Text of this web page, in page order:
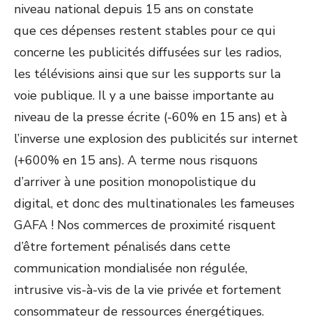
niveau national depuis 15 ans on constate
que ces dépenses restent stables pour ce qui
concerne les publicités diffusées sur les radios,
les télévisions ainsi que sur les supports sur la
voie publique. Il y a une baisse importante au
niveau de la presse écrite (-60% en 15 ans) et à
l’inverse une explosion des publicités sur internet
(+600% en 15 ans). A terme nous risquons
d’arriver à une position monopolistique du
digital, et donc des multinationales les fameuses
GAFA ! Nos commerces de proximité risquent
d’être fortement pénalisés dans cette
communication mondialisée non régulée,
intrusive vis-à-vis de la vie privée et fortement
consommateur de ressources énergétiques.